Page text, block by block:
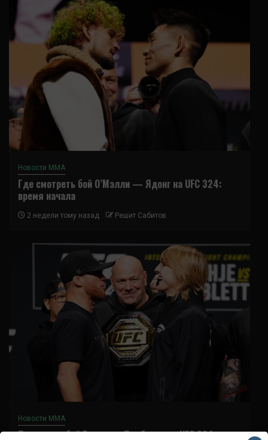
Новости ММА
Где смотреть бой О’Мэлли — Ядонг на UFC 324:
время начала
2 недели тому назад Решит Сабитов
Новости ММА
Прогноз на бой Гэтжи — Пимблетт на UFC 324: